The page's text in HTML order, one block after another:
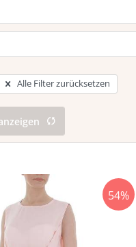
Alle Filter zurücksetzen
54%